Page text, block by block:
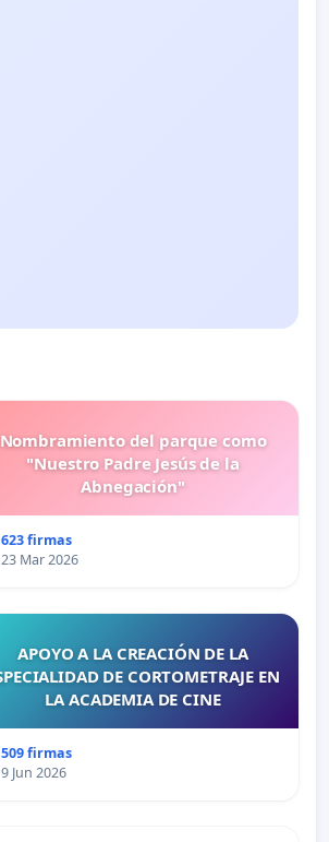
Nombramiento del parque como
"Nuestro Padre Jesús de la
Abnegación"
623 firmas
23 Mar 2026
APOYO A LA CREACIÓN DE LA
DE CORTOMETRAJE EN
LA ACADEMIA DE CINE
509 firmas
9 Jun 2026